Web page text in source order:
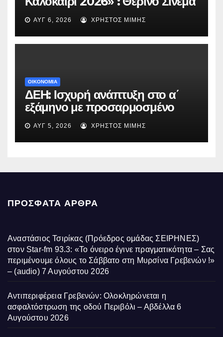
με την βραβευμένη ταινία
«Μικρές Ανάσες».
ΑΥΓ 6, 2026 ΧΡΉΣΤΟΣ ΜΊΜΗΣ
ΟΙΚΟΝΟΜΙΑ
ΔΕΗ: Ισχυρή ανάπτυξη στο α΄
εξάμηνο με προσαρμοσμένο
EBITDA στα €1,2 δισ.
ΑΥΓ 5, 2026 ΧΡΉΣΤΟΣ ΜΊΜΗΣ
ΠΡΌΣΦΑΤΑ ΆΡΘΡΑ
Αναστάσιος Τσιρίκας (Πρόεδρος ομάδας ΣΕΙΡΗΝΕΣ)
στον Star-fm 93.3: «Το όνειρο έγινε πραγματικότητα – Σας
περιμένουμε όλους το Σάββατο στη Μυρσίνα Γρεβενών !»
– (audio) 7 Αυγούστου 2026
Αντιπεριφέρεια Γρεβενών: Ολοκληρώνεται η
ασφαλτόστρωση της οδού Περιβόλι – Αβδέλλα 6
Αυγούστου 2026